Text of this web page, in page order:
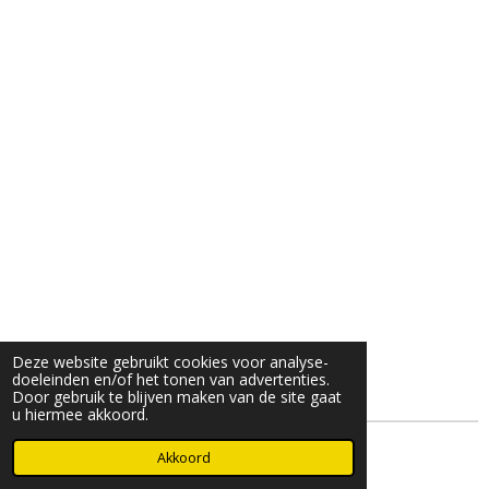
Deze website gebruikt cookies voor analyse-
doeleinden en/of het tonen van advertenties.
Door gebruik te blijven maken van de site gaat
u hiermee akkoord.
Akkoord
© 2025- 2026 Djöz mode